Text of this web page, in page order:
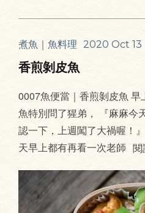
煮魚｜魚料理 2020 Oct 13
香煎剝皮魚
0007魚便當｜香煎剝皮魚
魚特別問了猩弟， 『麻麻今
認一下，上週闖了大禍喔！
天早上都有再看一次老師 閱